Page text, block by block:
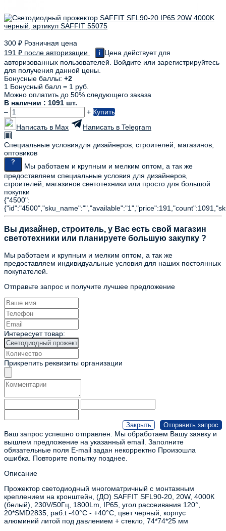
300 ₽ Розничная цена
191 ₽ после авторизации i
Цена действует для
авторизованных пользователей. Войдите или зарегистрируйтесь
для получения данной цены.
Бонусные баллы: +2
1 Бонусный балл = 1 руб.
Можно оплатить до 50% следующего заказа
В наличии : 1091 шт.
–
+ Купить
Написать в Max
Написать в Telegram
Специальные условиядля дизайнеров, строителей, магазинов,
оптовиков
Мы работаем и крупным и мелким оптом, а так же
предоставляем специальные условия для дизайнеров,
строителей, магазинов светотехники или просто для большой
покупки
{"4500":
Вы дизайнер, строитель, у Вас есть свой магазин
светотехники или планируете большую закупку ?
Мы работаем и крупным и мелким оптом, а так же
предоставляем индивидуальные условия для наших постоянных
покупателей.
Отправьте запрос и получите лучшее предложение
Интересует товар:
Прикрепить реквизиты организации
Ваш запрос успешно отправлен. Мы обработаем Вашу заявку и
вышлем предложение на указанный email. Заполните
обязательные поля E-mail задан некорректно Произошла
ошибка. Повторите попытку позднее.
Описание
Прожектор светодиодный многоматричный с монтажным
креплением на кронштейн, (ДО) SAFFIT SFL90-20, 20W, 4000К
(белый), 230V/50Гц, 1800Lm, IP65, угол рассеивания 120°,
20*SMD2835, раб.t -40°C - +40°C, цвет черный, корпус
алюминий литой под давлением + стекло, 74*74*25 мм